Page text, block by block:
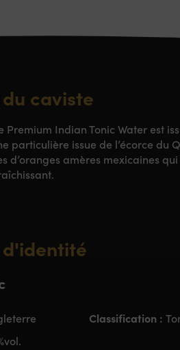
du caviste
Premium Indian Tonic Water est
particulière issue de l’écorce du
d’oranges amères mexicaines
d'identité
Classification :